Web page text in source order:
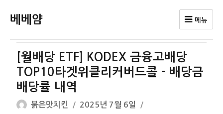
베베얌 메뉴
[월배당 ETF] KODEX 금융고배당
TOP10타겟위클리커버드콜 – 배당금
배당률 내역
글
붉은맛치킨
작
2025년 7월 6일